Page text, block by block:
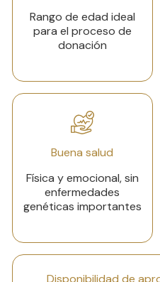
Rango de edad ideal
para el proceso de
donación
Buena salud
Física y emocional, sin
enfermedades
genéticas importantes
Disponibilidad de